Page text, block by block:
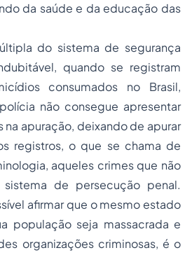
da saúde e da educação das
do sistema de segurança
quando se registram
consumados no Brasil,
não consegue apresentar
na apuração, deixando de apurar
registros, o que se chama de
aqueles crimes que não
de persecução penal.
afirmar que o mesmo estado
população seja massacrada e
organizações criminosas, é o